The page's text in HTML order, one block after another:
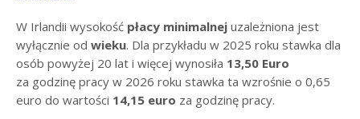
W Irlandii wysokość płacy minimalnej uzależniona jest
wyłącznie od wieku. Dla przykładu w 2025 roku stawka dla
osób powyżej 20 lat i więcej wynosiła 13,50 Euro
za godzinę pracy w 2026 roku stawka ta wzrośnie o 0,65
euro do wartości 14,15 euro za godzinę pracy.